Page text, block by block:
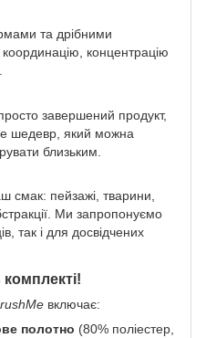
та дрібними
концентрацію
завершений продукт,
шедевр, який можна
близьким.
смак: пейзажі, тварини,
Ми запропонуємо
так і для досвідчених
включає:
полотно (80% поліестер,